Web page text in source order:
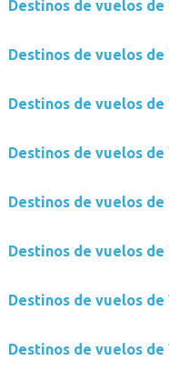
Destinos de vuelos
Destinos de vuelos de
Destinos de vuelos de
Destinos de vuelos
Destinos de vuelos
Destinos de vuelos
Destinos de vuelos
Destinos de vuelos